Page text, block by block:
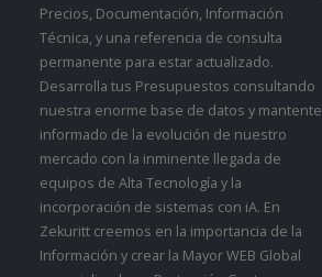
Precios, Documentación, Información
Técnica, y una referencia de consulta
permanente para estar actualizado.
Desarrolla tus Presupuestos consultando
nuestra enorme base de datos y mantente
informado de la evolución de nuestro
mercado con la inminente llegada de
equipos de Alta Tecnología y la
incorporación de sistemas con iA. En
Zekuritt creemos en la importancia de la
Información y crear la Mayor WEB Global